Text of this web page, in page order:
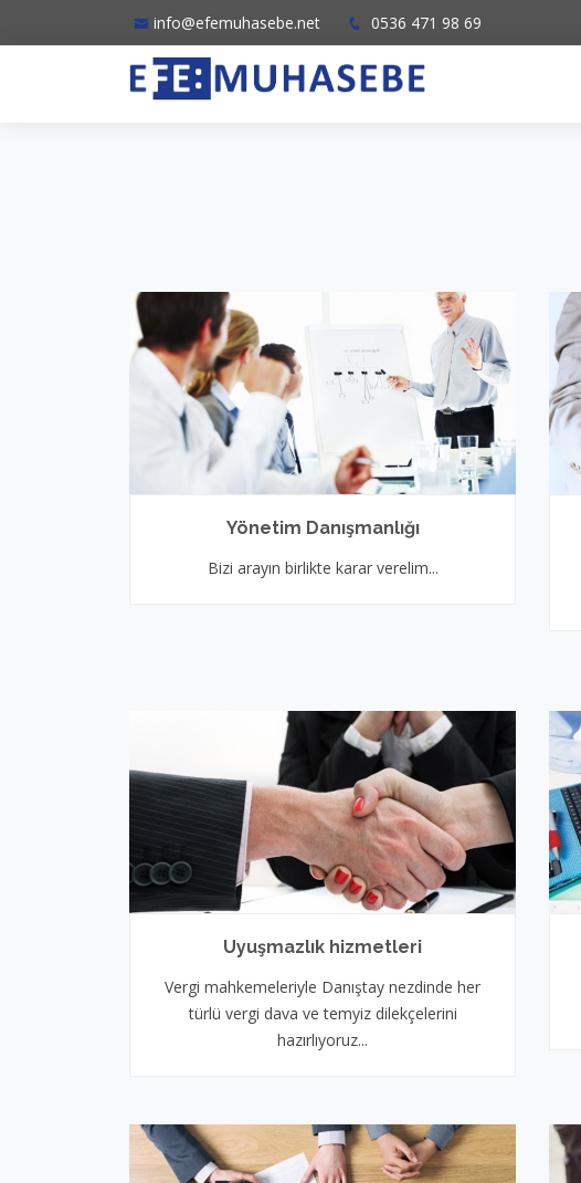
info@efemuhasebe.net 0536 471 98 69
Yönetim Danışmanlığı
Bizi arayın birlikte karar verelim...
Uyuşmazlık hizmetleri
Vergi mahkemeleriyle Danıştay nezdinde her
türlü vergi dava ve temyiz dilekçelerini
hazırlıyoruz...